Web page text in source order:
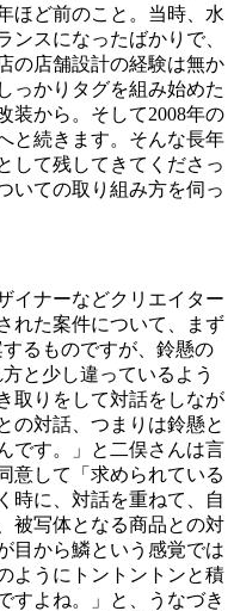
ほど前のこと。当時、水
ンスになったばかりで、
の店舗設計の経験は無か
っかりタグを組み始めた
装から。そして2008年の
と続きます。そんな長年
して残してきてくださっ
いての取り組み方を伺っ
イナーなどクリエイター
れた案件について、まず
るものですが、鈴懸の
と少し違っているよう
取りをして対話をしなが
の対話、つまりは鈴懸と
です。」と二俣さんは言
意して「求められている
時に、対話を重ねて、自
被写体となる商品との対
目から鱗という感覚では
ようにトントントンと積
すよね。」と、うなづき